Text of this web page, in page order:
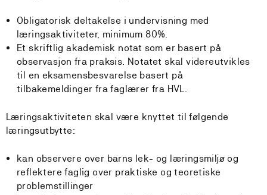
Obligatorisk deltakelse i undervisning med
læringsaktiviteter, minimum 80%.
Et skriftlig akademisk notat som er basert på
observasjon fra praksis. Notatet skal videreutvikles
til en eksamensbesvarelse basert på
tilbakemeldinger fra faglærer fra HVL.
Læringsaktiviteten skal være knyttet til følgende
læringsutbytte:
kan observere over barns lek- og læringsmiljø og
reflektere faglig over praktiske og teoretiske
problemstillinger